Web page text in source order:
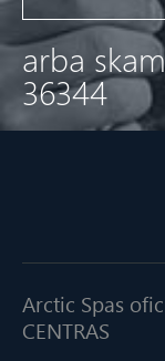
arba
36344
Arctic Spas
CENTRAS